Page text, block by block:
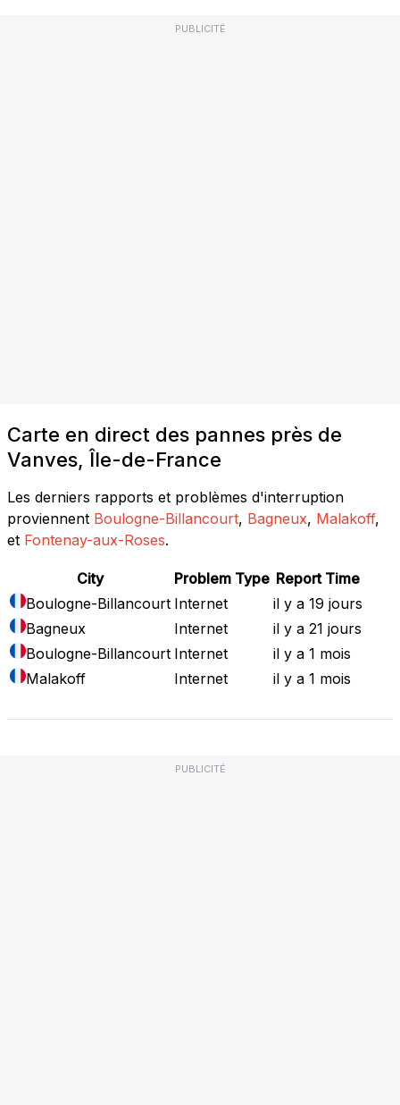
PUBLICITÉ
Carte en direct des pannes près de
Vanves, Île-de-France
Les derniers rapports et problèmes d'interruption
proviennent Boulogne-Billancourt, Bagneux, Malakoff,
et Fontenay-aux-Roses.
City Problem Type Report Time
Boulogne-Billancourt Internet
il y a 19 jours
Bagneux
Internet
il y a 21 jours
Boulogne-Billancourt Internet
il y a 1 mois
Malakoff
Internet il y a 1 mois
PUBLICITÉ